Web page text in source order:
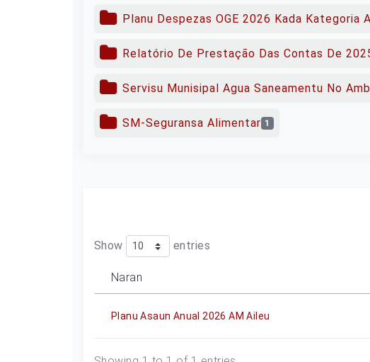
Planu Despezas OGE 2026 Kada Kategoria
Relatório De Prestação Das Contas De
Servisu Munisipal Agua Saneamentu No
SM-Seguransa Alimentar 1
Show entries
Naran
Planu Asaun Anual 2026 AM Aileu